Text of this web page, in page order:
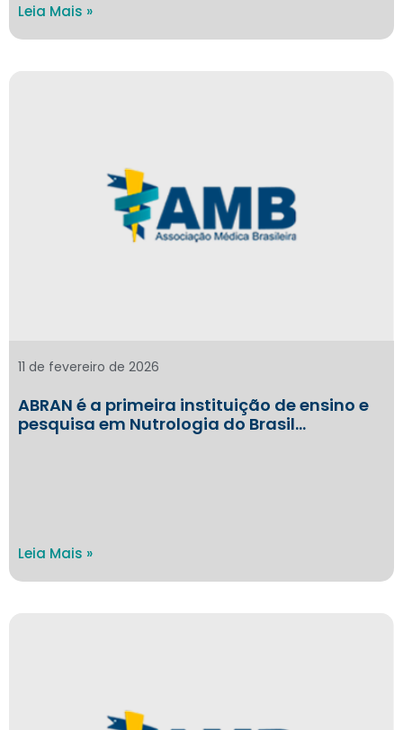
Leia Mais »
ABRAN é a primeira instituição de ensino e
pesquisa em Nutrologia do Brasil…
11 de fevereiro de 2026
Leia Mais »